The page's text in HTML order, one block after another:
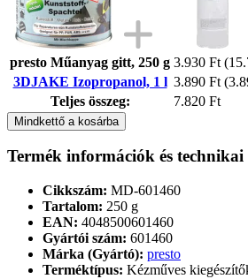
presto Műanyag gitt, 250 g 3.930 Ft
3DJAKE Izopropanol, 1 l 3.890 Ft
Teljes összeg:
7.820 Ft
Mindkettő a kosárba
Termék információk és
Cikkszám: MD-601460
Tartalom: 250 g
EAN: 4048500601460
Gyártói szám: 601460
Márka (Gyártó): presto
Terméktípus: Kézműves